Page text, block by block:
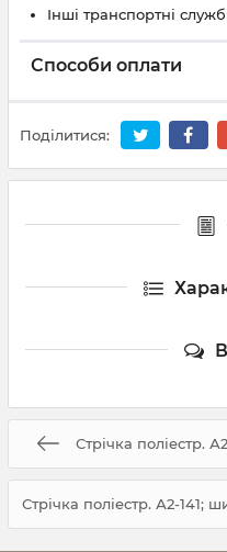
Інші транспортні
Способи оплати
Поділитися:
Стрічка поліестр.
Стрічка поліестр. А2-141;